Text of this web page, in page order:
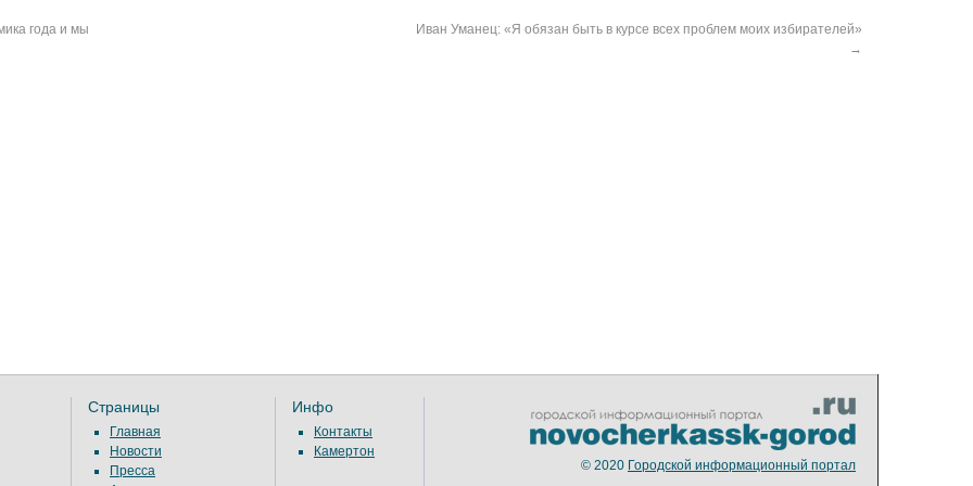
года и мы
Иван Уманец: «Я обязан быть в курсе всех проблем моих избирателей»
→
Страницы
Главная
Новости
Пресса
Инфо
Контакты
Камертон
© 2020 Городской информационный портал